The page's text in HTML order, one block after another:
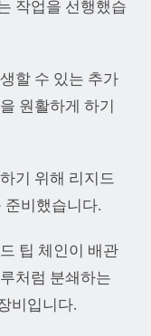
작업을 선행했습
할 수 있는 추가
원활하게 하기
기 위해 리지드
준비했습니다.
팁 체인이 배관
처럼 분쇄하는
비입니다.